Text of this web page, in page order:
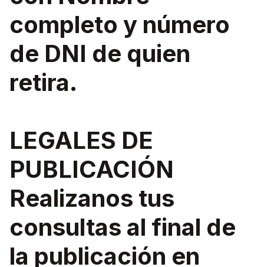
completo y número
de DNI de quien
retira.
LEGALES DE
PUBLICACIÓN
Realizanos tus
consultas al final de
la publicación en